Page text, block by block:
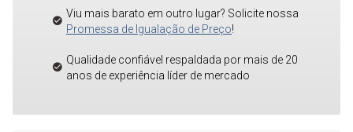
Viu mais barato em outro lugar? Solicite nossa
Promessa de Igualação de Preço!
Qualidade confiável respaldada por mais de 20
anos de experiência líder de mercado